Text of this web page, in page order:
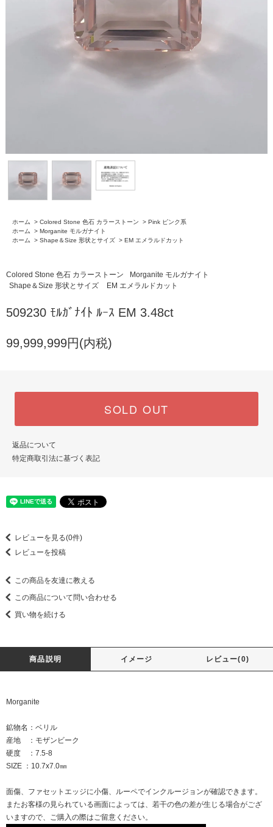
ホーム > Colored Stone 色石 カラーストーン > Pink ピンク系
ホーム
> Morganite モルガナイト
ホーム
> Shape＆Size 形状とサイズ > EM エメラルドカット
Colored Stone 色石 カラーストーン
Morganite モルガナイト
Shape＆Size 形状とサイズ
EM エメラルドカット
509230 ﾓﾙｶﾞﾅｲﾄ ﾙｰｽ EM 3.48ct
99,999,999円(内税)
SOLD OUT
返品について
特定商取引法に基づく表記
レビューを見る(0件)
レビューを投稿
この商品を友達に教える
この商品について問い合わせる
買い物を続ける
商品説明 イメージ レビュー(0)
Morganite
鉱物名：ベリル
産地 ：モザンビーク
硬度 ：7.5-8
SIZE ：10.7x7.0㎜
面傷、ファセットエッジに小傷、ルーペでインクルージョンが確認できます。
またお客様の見られている画面によっては、若干の色の差が生じる場合がござ
いますので、ご購入の際はご留意ください。